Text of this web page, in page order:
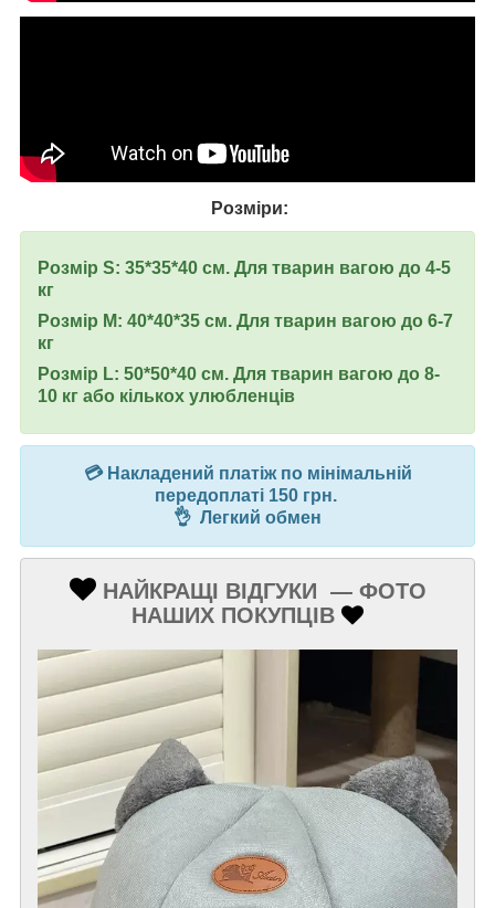
Розміри:
Розмір S: 35*35*40 см. Для тварин вагою до 4-5
кг
Розмір M: 40*40*35 см. Для тварин вагою до 6-7
кг
Розмір L: 50*50*40 см. Для тварин вагою до 8-
10 кг або кількох улюбленців
💳 Накладений платіж по мінімальній
передоплаті 150 грн.
👌 Легкий обмен
НАЙКРАЩІ ВІДГУКИ — ФОТО
НАШИХ ПОКУПЦІВ